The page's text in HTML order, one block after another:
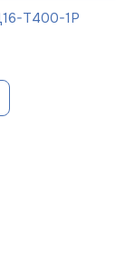
Т400-1Р